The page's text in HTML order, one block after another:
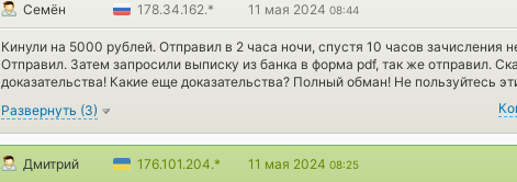
Семён 178.34.162.* 11 мая 2024 08:44
Кинули на 5000 рублей. Отправил в 2 часа ночи, спустя 10 часов зачисления
Отправил. Затем запросили выписку из банка в форма pdf, так же отправил.
доказательства! Какие еще доказательства? Полный обман! Не пользуйтесь
Развернуть (3)
Дмитрий 176.101.204.* 11 мая 2024 08:25